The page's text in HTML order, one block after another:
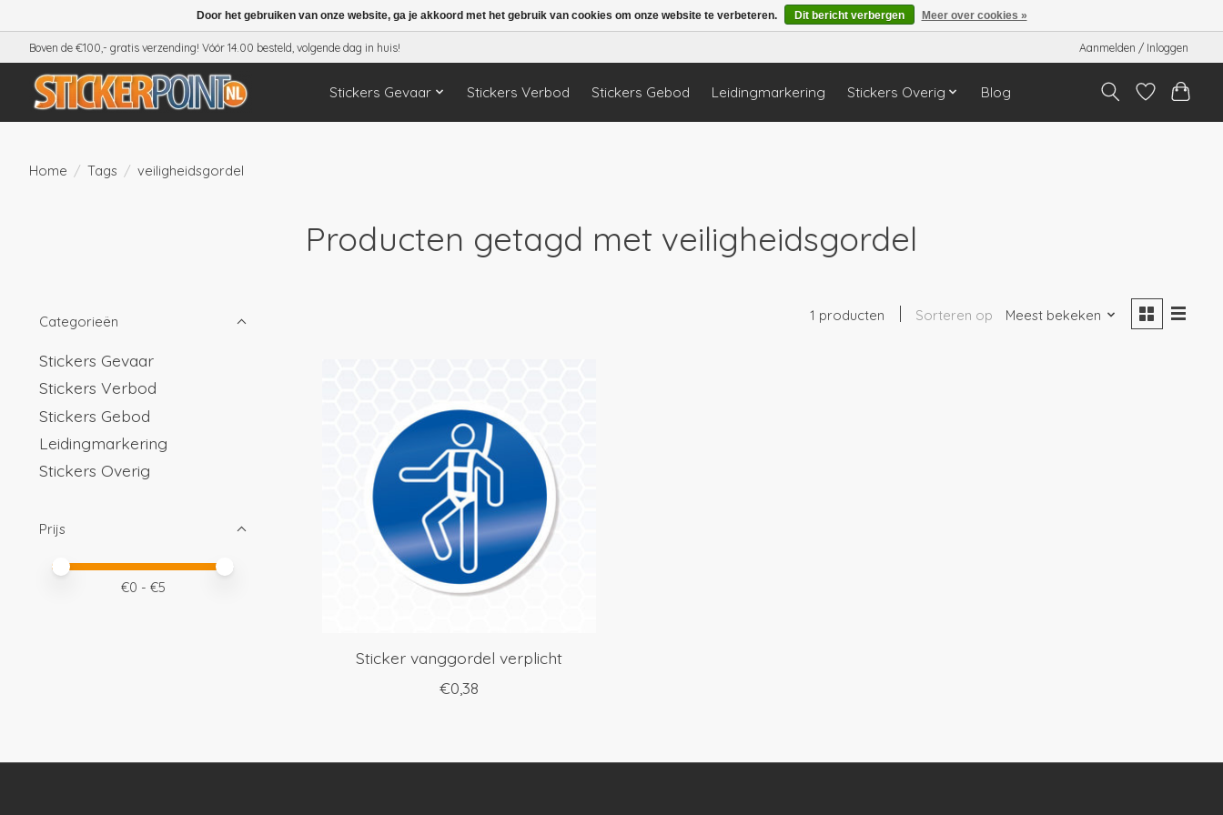
Boven de €100,- gratis verzending! Vóór 14.00 besteld, volgende dag in huis! Aanmelden / Inloggen
Stickers Gevaar Stickers Verbod Stickers Gebod Leidingmarkering Stickers Overig Blog
Home / Tags / veiligheidsgordel
Producten getagd met veiligheidsgordel
Categorieën
Stickers Gevaar
Stickers Verbod
Stickers Gebod
Leidingmarkering
Stickers Overig
Prijs
Minimale prijswaarde
Price maximum value
€0 - €5
1 producten Sorteren op Meest bekeken
Sticker vanggordel verplicht
€0,38
Door het gebruiken van onze website, ga je akkoord met het gebruik van cookies om onze website te verbeteren. Dit bericht verbergen Meer over cookies »